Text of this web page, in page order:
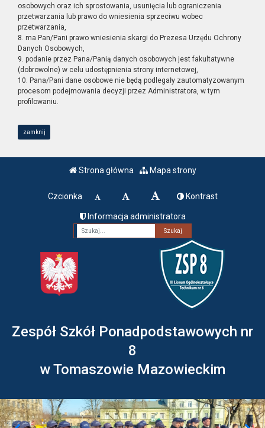
osobowych oraz ich sprostowania, usunięcia lub ograniczenia
przetwarzania lub prawo do wniesienia sprzeciwu wobec
przetwarzania,
8. ma Pan/Pani prawo wniesienia skargi do Prezesa Urzędu Ochrony
Danych Osobowych,
9. podanie przez Pana/Panią danych osobowych jest fakultatywne
(dobrowolne) w celu udostępnienia strony internetowej,
10. Pana/Pani dane osobowe nie będą podlegały zautomatyzowanym
procesom podejmowania decyzji przez Administratora, w tym
profilowaniu.
zamknij
Strona główna Mapa strony
Czcionka Kontrast
Informacja administratora
Fraza
Zespół Szkół Ponadpodstawowych nr
8
w Tomaszowie Mazowieckim